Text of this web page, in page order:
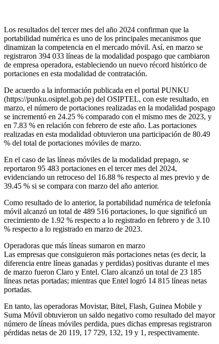
Los resultados del tercer mes del año 2024 confirman que la
portabilidad numérica es uno de los principales mecanismos que
dinamizan la competencia en el mercado móvil. Así, en marzo se
registraron 394 033 líneas de la modalidad pospago que cambiaron
de empresa operadora, estableciendo un nuevo récord histórico de
portaciones en esta modalidad de contratación.
De acuerdo a la información publicada en el portal PUNKU
(https://punku.osiptel.gob.pe) del OSIPTEL, con este resultado, en
marzo, el número de portaciones realizadas en la modalidad pospago
se incrementó en 24.25 % comparado con el mismo mes de 2023, y
en 7.83 % en relación con febrero de este año. Las portaciones
realizadas en esta modalidad obtuvieron una participación de 80.49
% del total de portaciones móviles de marzo.
En el caso de las líneas móviles de la modalidad prepago, se
reportaron 95 483 portaciones en el tercer mes del 2024,
evidenciando un retroceso del 16.88 % respecto al mes previo y de
39.45 % si se compara con marzo del año anterior.
Como resultado de lo anterior, la portabilidad numérica de telefonía
móvil alcanzó un total de 489 516 portaciones, lo que significó un
crecimiento de 1.92 % respecto a lo registrado en febrero y de 3.10
% respecto a lo registrado en marzo de 2023.
Operadoras que más líneas sumaron en marzo
Las empresas que consiguieron más portaciones netas (es decir, la
diferencia entre líneas ganadas y perdidas) positivas durante el mes
de marzo fueron Claro y Entel. Claro alcanzó un total de 23 185
líneas netas portadas; mientras que Entel logró 14 815 líneas netas
portadas.
En tanto, las operadoras Movistar, Bitel, Flash, Guinea Mobile y
Suma Móvil obtuvieron un saldo negativo como resultado del mayor
número de líneas móviles perdida, pues dichas empresas registraron
pérdidas netas de 20 119, 17 729, 132, 19 y 1, respectivamente.